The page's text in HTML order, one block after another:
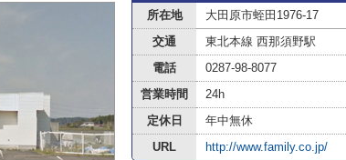
所在地
大田原市蛭田1976-17
交通
東北本線 西那須野駅
電話
0287-98-8077
営業時間
24h
定休日
年中無休
URL
http://www.family.co.jp/